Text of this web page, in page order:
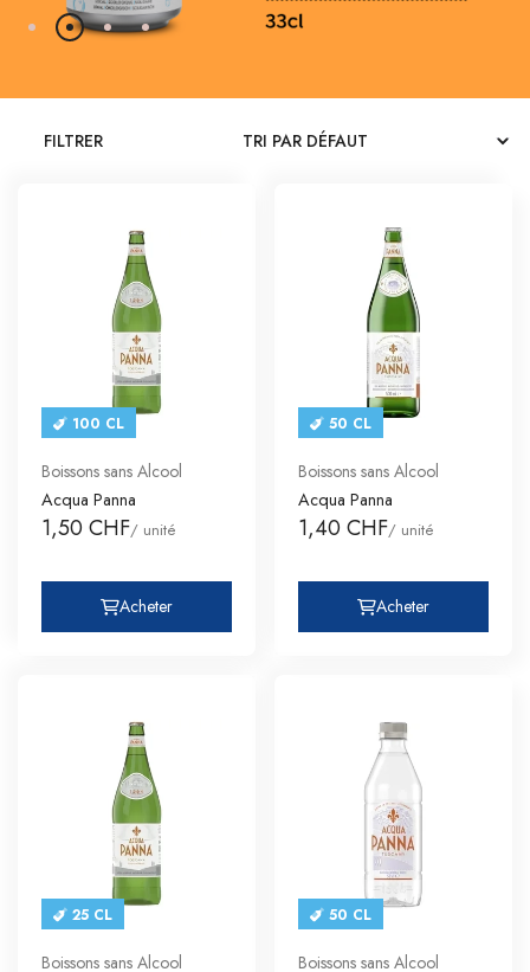
CATALOGUES
CONTACT
SE CONNECTER
FILTRER
100 CL
Boissons sans Alcool
Acqua Panna
1,50 CHF/ unité
Acheter
50 CL
Boissons sans Alcool
Acqua Panna
1,40 CHF/ unité
Acheter
25 CL
Boissons sans Alcool
50 CL
Boissons sans Alcool